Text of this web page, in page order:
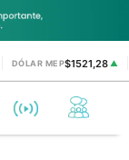
DÓLAR MEP$1521,28▲